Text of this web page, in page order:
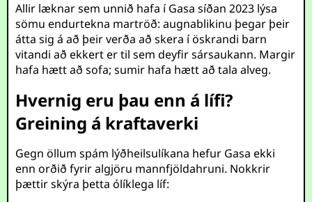
Allir læknar sem unnið hafa í Gasa síðan 2023 lýsa
sömu endurtekna martröð: augnablikinu þegar þeir
átta sig á að þeir verða að skera í öskrandi barn
vitandi að ekkert er til sem deyfir sársaukann. Margir
hafa hætt að sofa; sumir hafa hætt að tala alveg.
Hvernig eru þau enn á lífi?
Greining á kraftaverki
Gegn öllum spám lýðheilsulíkana hefur Gasa ekki
enn orðið fyrir algjöru mannfjöldahruni. Nokkrir
þættir skýra þetta ólíklega líf: